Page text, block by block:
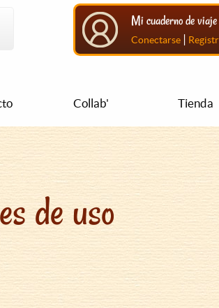
Mi cuaderno de viaje
Conectarse |
Collab' Tienda
de uso